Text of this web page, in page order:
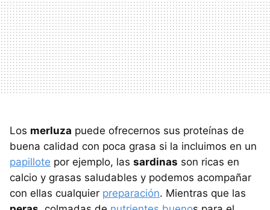
Los merluza puede ofrecernos sus proteínas de
buena calidad con poca grasa si la incluimos en un
papillote por ejemplo, las sardinas son ricas en
calcio y grasas saludables y podemos acompañar
con ellas cualquier preparación. Mientras que las